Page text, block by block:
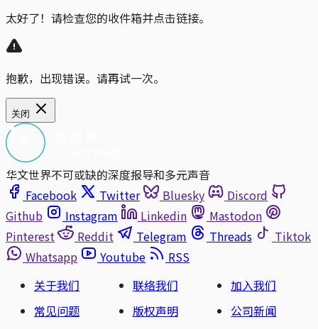
太好了！请检查您的收件箱并点击链接。
抱歉，出现错误。请再试一次。
关闭
华文世界不可或缺的深度报导和多元声音
Facebook
Twitter Bluesky
Discord
Github
Instagram Linkedin
Mastodon
Pinterest
Reddit Telegram Threads
Tiktok
Whatsapp
Youtube
RSS
关于我们
联络我们
加入我们
常见问题
版权声明
公司新闻